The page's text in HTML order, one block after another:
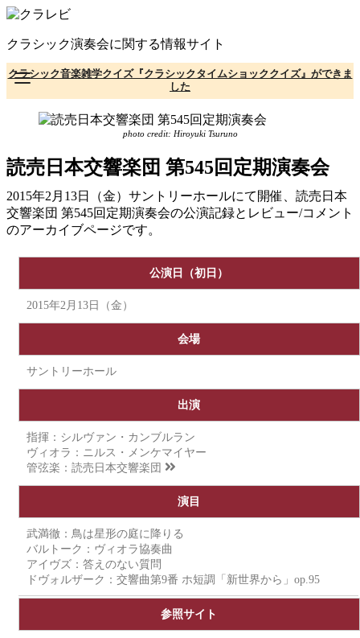
コ
テ
ン
ツ
へ
クラシック演奏会に関する情報サイト
クラシック音楽雑学クイズ『クラシックタイムショッククイズ』ができま
した
photo credit: Hiroyuki Tsuruno
読売日本交響楽団 第545回定期演奏会
2015年2月13日（金）サントリーホールにて開催、読売日本
交響楽団 第545回定期演奏会の公演記録とレビュー/コメント
のアーカイブページです。
公演日（初日）
2015年2月13日（金）
会場
サントリーホール
出演
指揮：シルヴァン・カンブルラン
ヴィオラ：ニルス・メンケマイヤー
管弦楽： 読売日本交響楽団
演目
武満徹：鳥は星形の庭に降りる
バルトーク：ヴィオラ協奏曲
アイヴズ：答えのない質問
ドヴォルザーク：交響曲第9番 ホ短調「新世界から」op.95
参照サイト